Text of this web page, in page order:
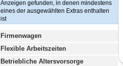
Anzeigen gefunden, in denen mindestens
eines der ausgewählten Extras enthalten
ist
Firmenwagen
Flexible Arbeitszeiten
Betriebliche Altersvorsorge